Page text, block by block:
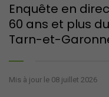
Enquête en
60 ans et plus
Tarn-et-
Mis à jour le 08 juillet 2026